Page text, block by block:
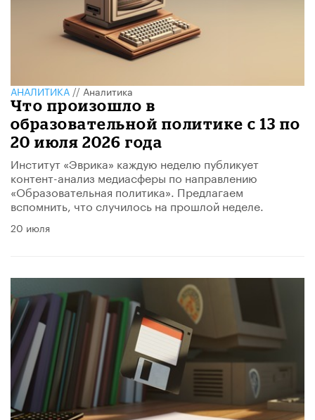
АНАЛИТИКА//Аналитика
Что произошло в
образовательной политике с 13 по
20 июля 2026 года
Институт «Эврика» каждую неделю публикует
контент-анализ медиасферы по направлению
«Образовательная политика». Предлагаем
вспомнить, что случилось на прошлой неделе.
20 июля